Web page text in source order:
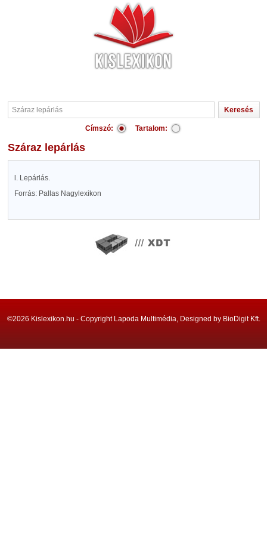
Címszó: Tartalom:
Száraz lepárlás
l. Lepárlás.
Forrás: Pallas Nagylexikon
©2026 Kislexikon.hu - Copyright Lapoda Multimédia, Designed by BioDigit Kft.